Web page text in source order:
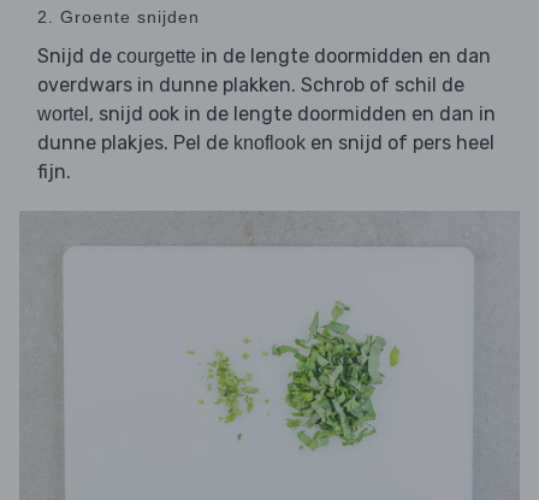
2. Groente snijden
Snijd de courgette in de lengte doormidden en dan
overdwars in dunne plakken. Schrob of schil de
wortel , snijd ook in de lengte doormidden en dan in
dunne plakjes. Pel de knoflook en snijd of pers heel
fijn.